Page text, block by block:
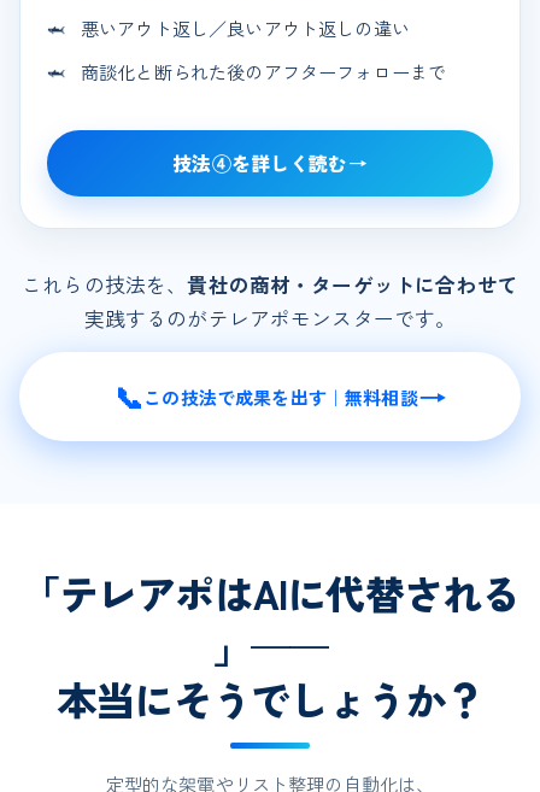
悪いアウト返し／良いアウト返しの違い
商談化と断られた後のアフターフォローまで
技法④を詳しく読む→
これらの技法を、貴社の商材・ターゲットに合わせて
実践するのがテレアポモンスターです。
📞この技法で成果を出す｜無料相談→
「テレアポはAIに代替される
」——
本当にそうでしょうか？
定型的な架電やリスト整理の自動化は、